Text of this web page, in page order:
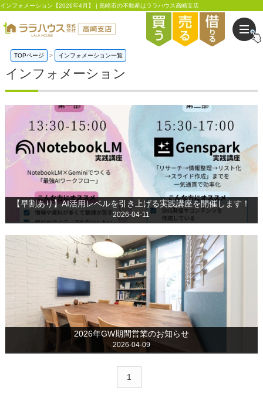
インフォメーション【2026年4月】 | 高崎市の不動産はララハウス高崎支店
TOPページ インフォメーション一覧
インフォメーション
【早割あり】AI活用レベルを引き上げる実践講座を開催します！
2026-04-11
2026年GW期間営業のお知らせ
2026-04-09
1